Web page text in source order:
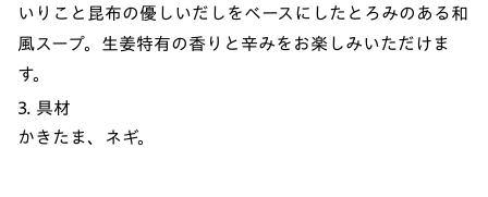
いりこと昆布の優しいだしをベースにしたとろみのある和
風スープ。生姜特有の香りと辛みをお楽しみいただけま
す。
3. 具材
かきたま、ネギ。